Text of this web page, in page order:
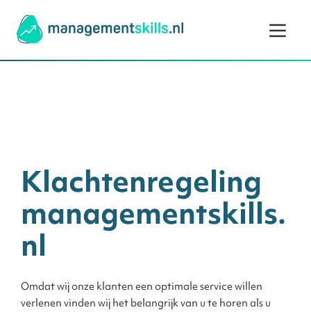
Klachtenregeling
managementskills.
nl
Omdat wij onze klanten een optimale service willen
verlenen vinden wij het belangrijk van u te horen als u